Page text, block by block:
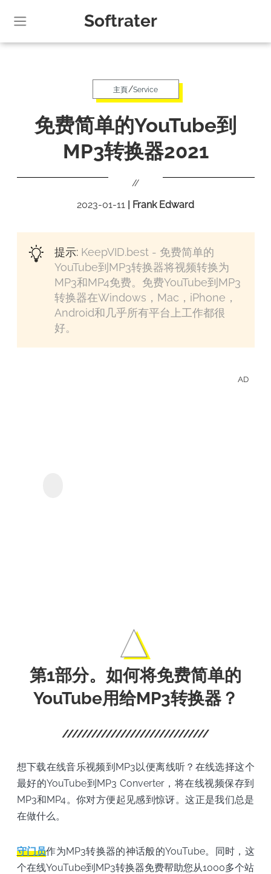
Softrater
主頁/Service
免费简单的YouTube到
MP3转换器2021
//
2023-01-11 | Frank Edward
提示:KeepVID.best - 免费简单的
YouTube到MP3转换器将视频转换为
MP3和MP4免费。免费YouTube到MP3
转换器在Windows，Mac，iPhone，
Android和几乎所有平台上工作都很
好。
AD
第1部分。如何将免费简单的
YouTube用给MP3转换器？
想下载在线音乐视频到MP3以便离线听？在线选择这个
最好的YouTube到MP3 Converter，将在线视频保存到
MP3和MP4。你对方便起见感到惊讶。这正是我们总是
在做什么。
守门员作为MP3转换器的神话般的YouTube。同时，这
个在线YouTube到MP3转换器免费帮助您从1000多个站